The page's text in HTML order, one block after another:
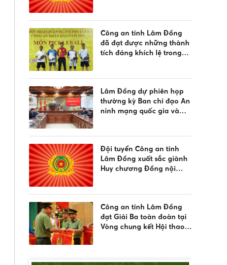
Công an tỉnh Lâm Đồng
đã đạt được những thành
tích đáng khích lệ trong
an nhân dân năm 2026
Lâm Đồng dự phiên họp
thường kỳ Ban chỉ đạo An
ninh mạng quốc gia và
Đội tuyển Công an tỉnh
Lâm Đồng xuất sắc giành
Huy chương Đồng nội
Công an tỉnh Lâm Đồng
đạt Giải Ba toàn đoàn tại
Vòng chung kết Hội thao